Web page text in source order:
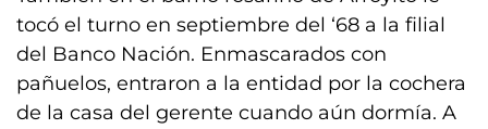
tocó el turno en septiembre del ‘68 a la filial
del Banco Nación. Enmascarados con
pañuelos, entraron a la entidad por la cochera
de la casa del gerente cuando aún dormía. A